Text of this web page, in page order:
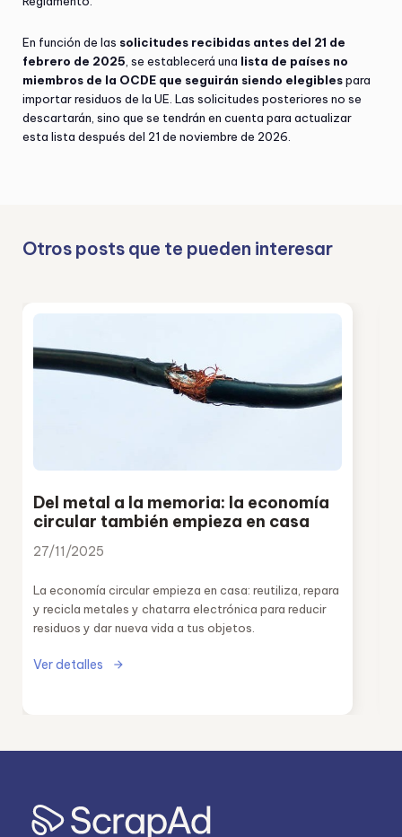
En función de las solicitudes recibidas antes del 21 de
febrero de 2025 , se establecerá una lista de países no
miembros de la OCDE que seguirán siendo elegiblespara
importar residuos de la UE. Las solicitudes posteriores no se
descartarán, sino que se tendrán en cuenta para actualizar
esta lista después del 21 de noviembre de 2026.
Otros posts que te pueden interesar
Del metal a la memoria: la economía
circular también empieza en casa
27/11/2025
La economía circular empieza en casa: reutiliza, repara
y recicla metales y chatarra electrónica para reducir
residuos y dar nueva vida a tus objetos.
Ver detalles